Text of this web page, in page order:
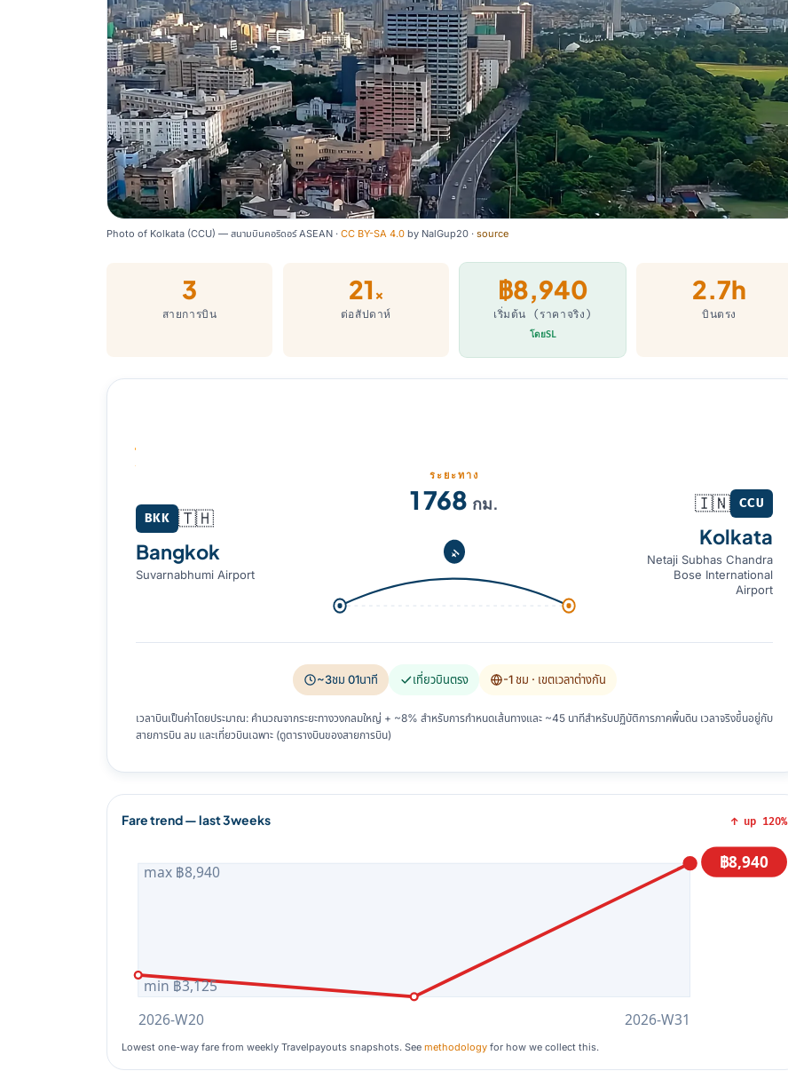
Photo of Kolkata (CCU) — สนามบินคอริดอร์ ASEAN · CC BY-SA 4.0 by NalGup20 · source
3
สายการบิน
21×
ต่อสัปดาห์
฿8,940
เริ่มต้น (ราคาจริง)
โดยSL
2.7h
บินตรง
BKK 🇹🇭
Bangkok
Suvarnabhumi Airport
ระยะทาง
1 768 กม. CCU
🇮🇳
Kolkata
Netaji Subhas Chandra
Bose International
Airport
~3ชม 01นาที เที่ยวบินตรง -1 ชม · เขตเวลาต่างกัน
เวลาบินเป็นค่าโดยประมาณ: คำนวณจากระยะทางวงกลมใหญ่ + ~8% สำหรับการกำหนดเส้นทางและ ~45 นาทีสำหรับปฏิบัติการภาคพื้นดิน เวลาจริงขึ้นอยู่กับ
สายการบิน ลม และเที่ยวบินเฉพาะ (ดูตารางบินของสายการบิน)
Fare trend — last 3weeks ↑ up 120%
฿8,940
max ฿8,940
min ฿3,125
2026-W20
2026-W31
Lowest one-way fare from weekly Travelpayouts snapshots. See methodology for how we collect this.